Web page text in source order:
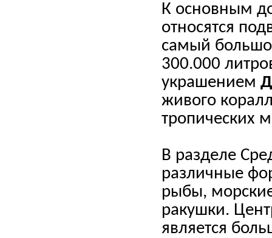
К основным
относятся
самый
300.000
украшением
живого
тропических
В разделе
различные
рыбы,
ракушки.
является